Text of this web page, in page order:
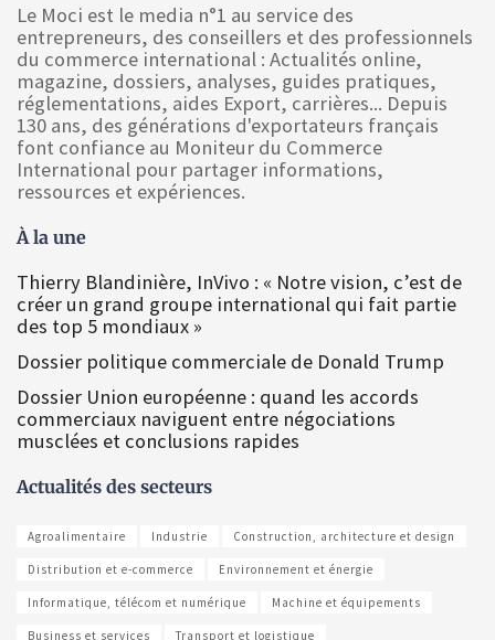
Le Moci est le media n°1 au service des
entrepreneurs, des conseillers et des professionnels
du commerce international : Actualités online,
magazine, dossiers, analyses, guides pratiques,
réglementations, aides Export, carrières... Depuis
130 ans, des générations d'exportateurs français
font confiance au Moniteur du Commerce
International pour partager informations,
ressources et expériences.
À la une
Thierry Blandinière, InVivo : « Notre vision, c’est de
créer un grand groupe international qui fait partie
des top 5 mondiaux »
Dossier politique commerciale de Donald Trump
Dossier Union européenne : quand les accords
commerciaux naviguent entre négociations
musclées et conclusions rapides
Actualités des secteurs
Agroalimentaire Industrie Construction, architecture et design
Distribution et e-commerce Environnement et énergie
Informatique, télécom et numérique Machine et équipements
Business et services Transport et logistique